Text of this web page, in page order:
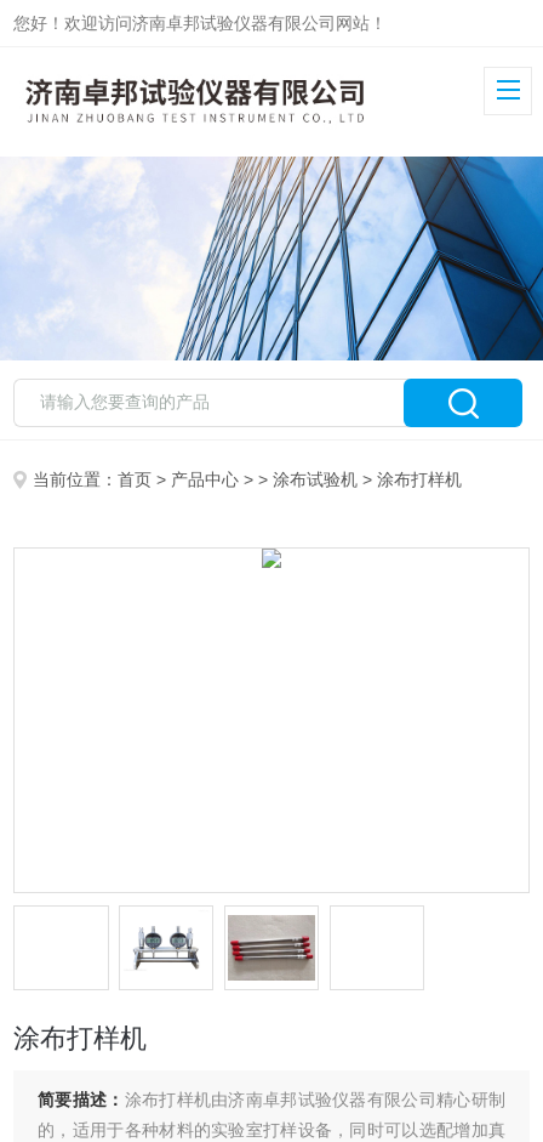
您好！欢迎访问济南卓邦试验仪器有限公司网站！
当前位置：首页 > 产品中心 > >涂布试验机 > 涂布打样机
涂布打样机
简要描述： 涂布打样机由济南卓邦试验仪器有限公司精心研制
的，适用于各种材料的实验室打样设备，同时可以选配增加真